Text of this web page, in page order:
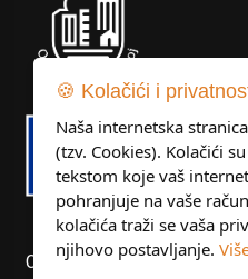
Copyright © Libertas
🍪 Kolačići i
Naša internetska
(tzv. Cookies). Kolačići
tekstom koje vaš
pohranjuje na vaše
kolačića traži se vaša
njihovo postavljanje.